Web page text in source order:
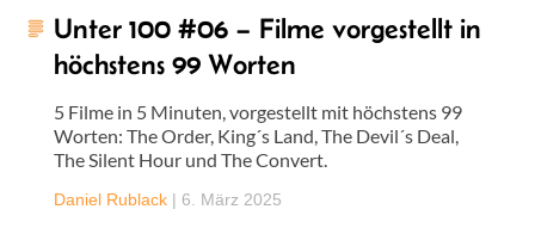
Unter 100 #06 – Filme vorgestellt in
höchstens 99 Worten
5 Filme in 5 Minuten, vorgestellt mit höchstens 99
Worten: The Order, King´s Land, The Devil´s Deal,
The Silent Hour und The Convert.
Daniel Rublack | 6. März 2025